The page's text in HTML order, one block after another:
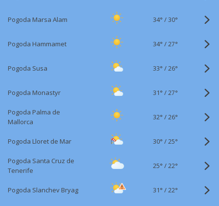
Pogoda Marsa Alam 34° /30°
Pogoda Hammamet 34° /27°
Pogoda Susa 33° /26°
Pogoda Monastyr 31° /27°
Pogoda Palma de
Mallorca
32° /26°
Pogoda Lloret de Mar 30° /25°
Pogoda Santa Cruz de
Tenerife
25° /22°
Pogoda Slanchev Bryag 31° /22°